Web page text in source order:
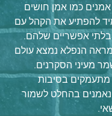
כמו אמן חושים
להפתיע את הקהל עם
אפשריים שלהם.
הנפלא נמצא עולם
מעיני הסקרנים.
מתעמקים בסיבות
בהחלט לשמור